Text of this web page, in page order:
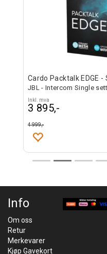
Cardo Packtalk EDGE -
JBL - Intercom Single sett
Inkl. mva
3 895,-
4 999,-
Info
Om oss
Retur
Merkevarer
Kjøp Gavekort